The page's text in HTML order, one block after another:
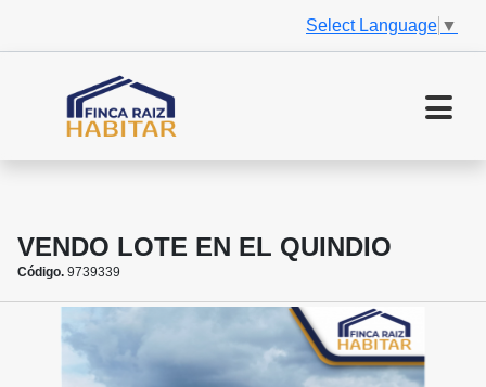
Select Language ▼
VENDO LOTE EN EL QUINDIO
Código. 9739339